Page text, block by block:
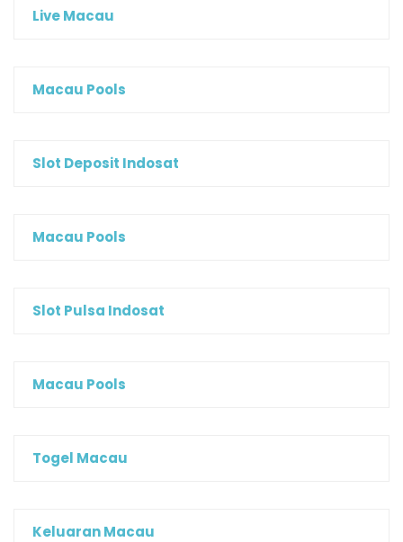
Live Macau
Macau Pools
Slot Deposit Indosat
Macau Pools
Slot Pulsa Indosat
Macau Pools
Togel Macau
Keluaran Macau